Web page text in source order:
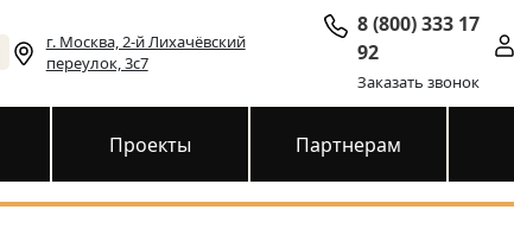
г. Москва, 2-й Лихачёвский
переулок, 3с7
8 (800) 333 17
92
Заказать звонок
Проекты Партнерам